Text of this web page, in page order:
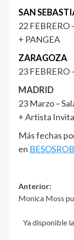
SAN
22 FEBRERO
+ PANGEA
ZARAGOZA
23 FEBRERO
MADRID
23 Marzo –
+ Artista
Más fechas
en
Anterior:
Monica Moss
Ya disponible